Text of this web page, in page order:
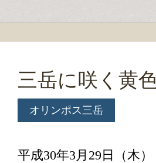
三岳に咲く黄
オリンポス三岳
平成30年3月29日（木）